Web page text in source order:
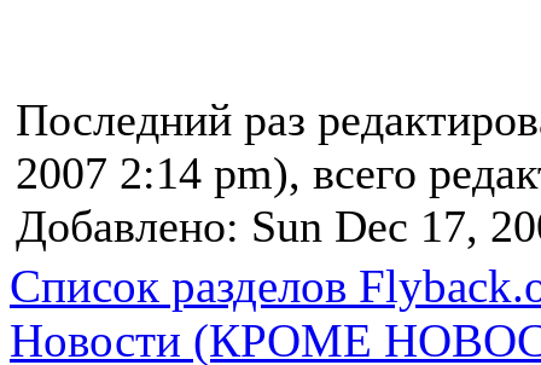
Последний раз
2007 2:14 pm), всего
Добавлено: Sun Dec 17,
Список разделов
Новости (КРОМЕ